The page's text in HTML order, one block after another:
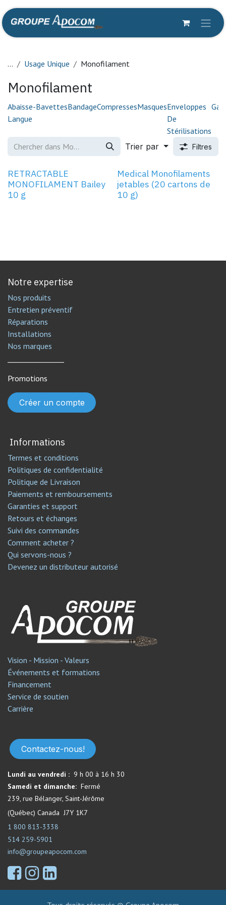
Se rendre au contenu
... Usage Unique Monofilament
Monofilament
Abaisse-
Langue
BavettesBandageCompressesMasquesEnveloppes
De
Stérilisations
Trier par Filtres
RETRACTABLE
MONOFILAMENT Bailey
10 g
Medical Monofilaments
jetables (20 cartons de
10 g)
Notre expertise
Nos produits
Entretien préventif
Réparations
Installations
Nos marques
Promotions
Créer un compte
Informations
Termes et conditions
Politiques de confidentialité
Politique de Livraison
Paiements et remboursements
Garanties et support
Retours et échanges
Suivi des commandes
Comment acheter ?
Qui servons-nous ?
Devenez un distributeur autorisé
Vision - Mission - Valeurs
Événements et formations
Financement
Service de soutien​
Carrière
Contactez-nous!
Lundi au vendredi : 9 h 00 à 16 h 30
Samedi et dimanche: Fermé​
239, rue Bélanger, Saint-Jérôme
(Québec) Canada J7Y 1K7
1 800 813-3338
514 259-5901
info@groupeapocom.com